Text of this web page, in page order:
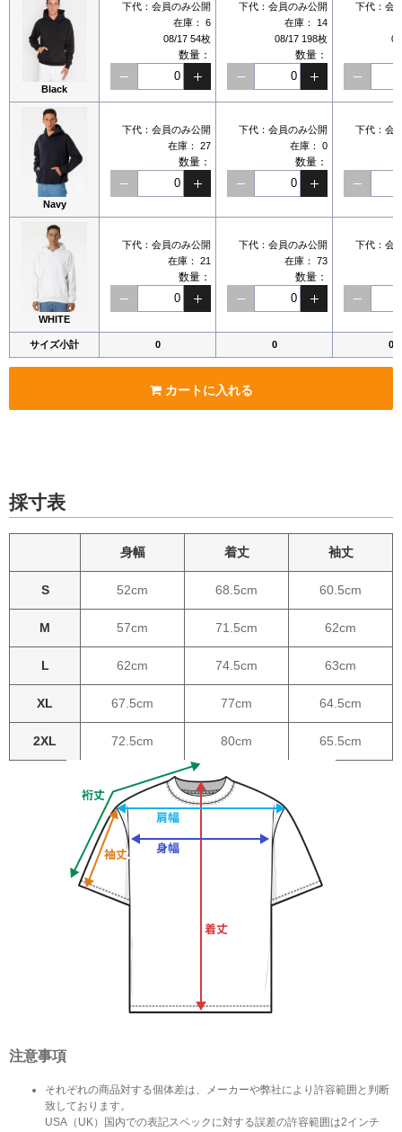
サイズ小計 0 0 0
Black
下代： 会員のみ公開
在庫：
6
08/17 54枚
数量：
下代： 会員のみ公開
在庫：
14
08/17 198枚
数量：
下代： 会
Navy
下代： 会員のみ公開
在庫：
27
数量：
下代： 会員のみ公開
在庫：
0
数量：
下代： 会
WHITE
下代： 会員のみ公開
在庫：
21
数量：
下代： 会員のみ公開
在庫：
73
数量：
下代： 会
カートに入れる
採寸表
身幅 着丈 袖丈
S 52cm 68.5cm 60.5cm
M 57cm 71.5cm 62cm
L 62cm 74.5cm 63cm
XL 67.5cm 77cm 64.5cm
2XL 72.5cm 80cm 65.5cm
注意事項
それぞれの商品対する個体差は、メーカーや弊社により許容範囲と判断
致しております。
USA（UK）国内での表記スペックに対する誤差の許容範囲は2インチ